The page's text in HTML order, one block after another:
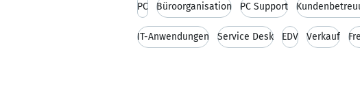
PC Büroorganisation PC Support
IT-Anwendungen Service Desk EDV Verkauf